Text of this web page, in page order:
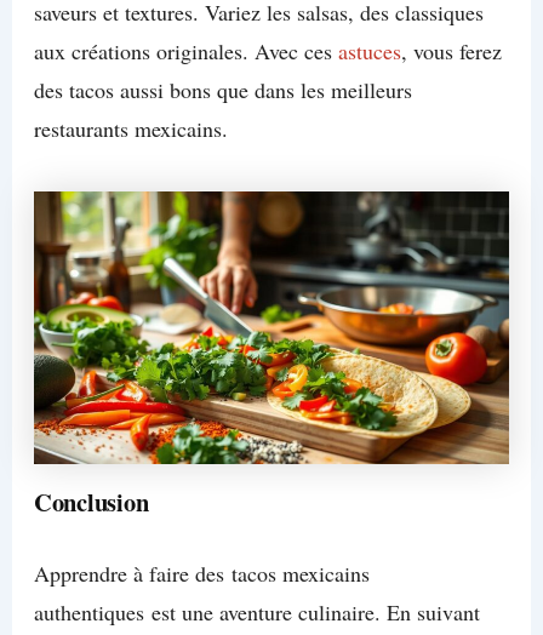
saveurs et textures. Variez les salsas, des classiques
aux créations originales. Avec ces astuces, vous ferez
des tacos aussi bons que dans les meilleurs
restaurants mexicains.
Conclusion
Apprendre à faire des tacos mexicains
authentiques est une aventure culinaire. En suivant